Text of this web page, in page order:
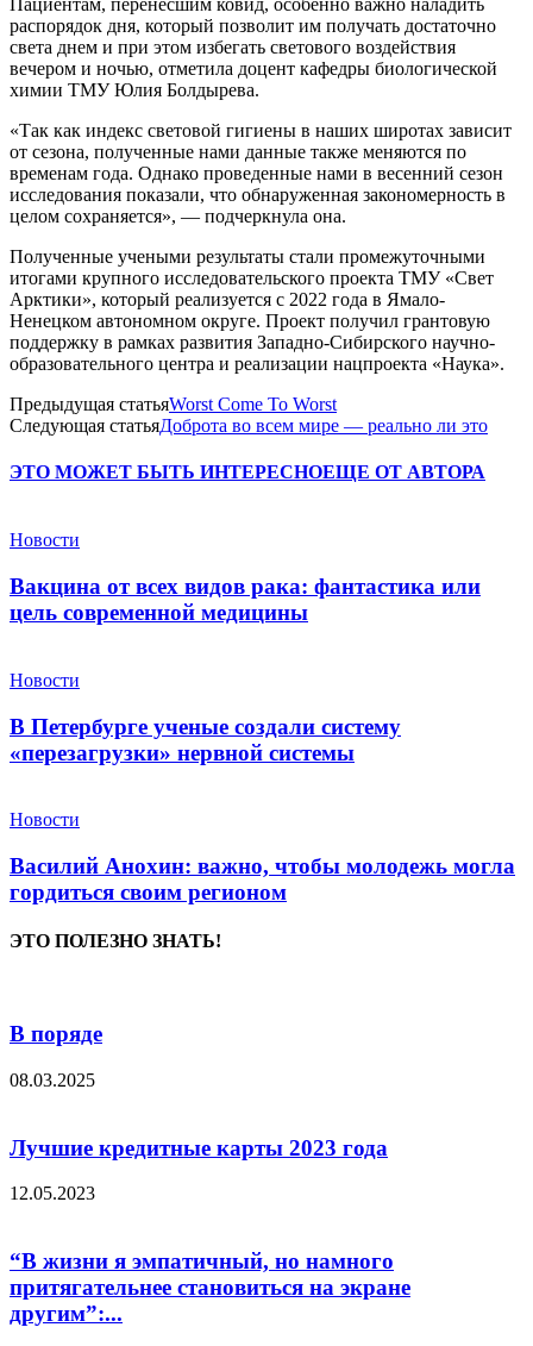
распорядок дня, который позволит им получать достаточно
света днем и при этом избегать светового воздействия
вечером и ночью, отметила доцент кафедры биологической
химии ТМУ Юлия Болдырева.
«Так как индекс световой гигиены в наших широтах зависит
от сезона, полученные нами данные также меняются по
временам года. Однако проведенные нами в весенний сезон
исследования показали, что обнаруженная закономерность в
целом сохраняется», — подчеркнула она.
Полученные учеными результаты стали промежуточными
итогами крупного исследовательского проекта ТМУ «Свет
Арктики», который реализуется с 2022 года в Ямало-
Ненецком автономном округе. Проект получил грантовую
поддержку в рамках развития Западно-Сибирского научно-
образовательного центра и реализации нацпроекта «Наука».
Предыдущая статьяWorst Come To Worst
Следующая статьяДоброта во всем мире — реально ли это
ЭТО МОЖЕТ БЫТЬ ИНТЕРЕСНОЕЩЕ ОТ АВТОРА
Новости
Вакцина от всех видов рака: фантастика или
цель современной медицины
Новости
В Петербурге ученые создали систему
«перезагрузки» нервной системы
Новости
Василий Анохин: важно, чтобы молодежь могла
гордиться своим регионом
ЭТО ПОЛЕЗНО ЗНАТЬ!
В поряде
08.03.2025
Лучшие кредитные карты 2023 года
12.05.2023
“В жизни я эмпатичный, но намного
притягательнее становиться на экране
другим”:...